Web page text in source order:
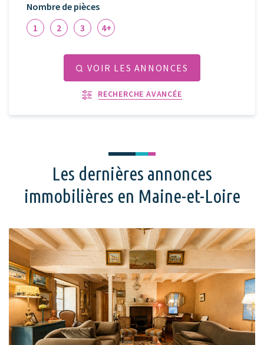
Nombre de pièces
1
2 3 4+
VOIR LES ANNONCES
RECHERCHE AVANCÉE
Les dernières annonces
immobilières en Maine-et-Loire